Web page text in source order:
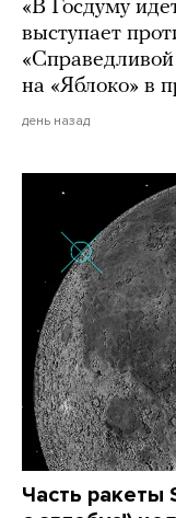
«В Госдуму
выступает
на «Яблоко» в
день назад
Часть ракеты